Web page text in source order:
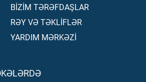
BİZİM TƏRƏFDAŞLAR
RƏY VƏ TƏKLİFLƏR
YARDIM MƏRKƏZİ